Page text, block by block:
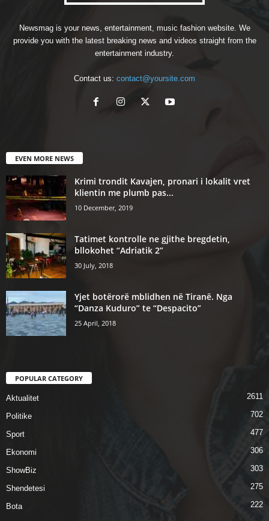
Newsmag is your news, entertainment, music fashion website. We
provide you with the latest breaking news and videos straight from the
entertainment industry.
Contact us: contact@yoursite.com
EVEN MORE NEWS
Krimi trondit Kavajen, pronari i lokalit vret
klientin me plumb pas...
10 December, 2019
Tatimet kontrolle ne gjithe bregdetin,
bllokohet “Adriatik 2”
30 July, 2018
Yjet botërorë mblidhen në Tiranë. Nga
“Danza Kuduro” te “Despacito”
25 April, 2018
POPULAR CATEGORY
Aktualitet 2611
Politike 702
Sport 477
Ekonomi 306
ShowBiz 303
Shendetesi 275
Bota 222